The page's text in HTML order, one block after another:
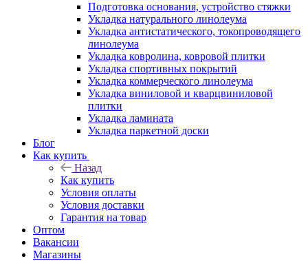
Подготовка основания, устройство стяжки
Укладка натурального линолеума
Укладка антистатического, токопроводящего
линолеума
Укладка ковролина, ковровой плитки
Укладка спортивных покрытий
Укладка коммерческого линолеума
Укладка виниловой и кварцвиниловой
плитки
Укладка ламината
Укладка паркетной доски
Блог
Как купить
Назад
Как купить
Условия оплаты
Условия доставки
Гарантия на товар
Оптом
Вакансии
Магазины